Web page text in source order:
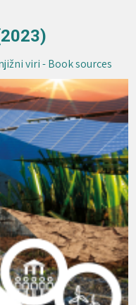
viri - Book sources